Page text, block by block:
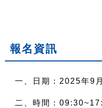
報名資訊
一、日期：2025年9
二、時間：